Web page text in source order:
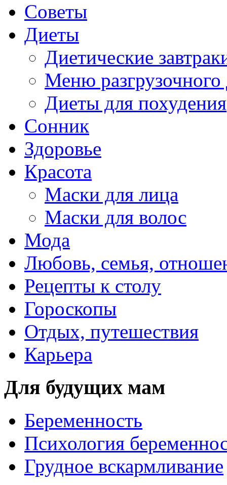
Советы
Диеты
Диетические
Меню разгрузочного
Диеты для похудения
Сонник
Здоровье
Красота
Маски для лица
Маски для волос
Мода
Любовь, семья,
Рецепты к столу
Гороскопы
Отдых, путешествия
Карьера
Для будущих мам
Беременность
Психология
Грудное вскармливание